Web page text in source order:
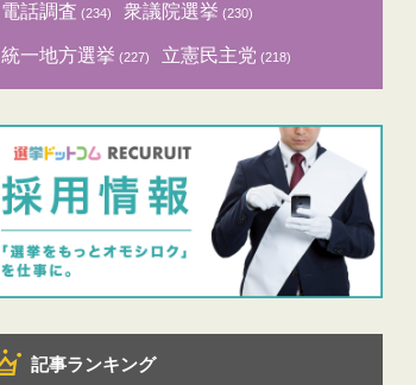
電話調査 (234) 衆議院選挙 (230)
統一地方選挙 (227) 立憲民主党 (218)
記事ランキング